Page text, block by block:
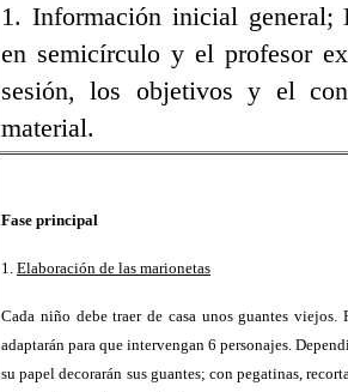
1. Información inicial general;
en semicírculo y el profesor
sesión, los objetivos y el
material.
Fase principal
1. Elaboración de las marionetas
Cada niño debe traer de casa unos guantes
adaptarán para que intervengan 6 personajes.
su papel decorarán sus guantes; con pegatinas,